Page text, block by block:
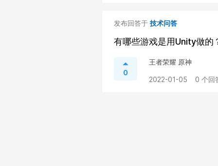
发布回答于 技术问答
有哪些游戏是用Unity做的
0
王者荣耀 原神
2022-01-05 0 个回